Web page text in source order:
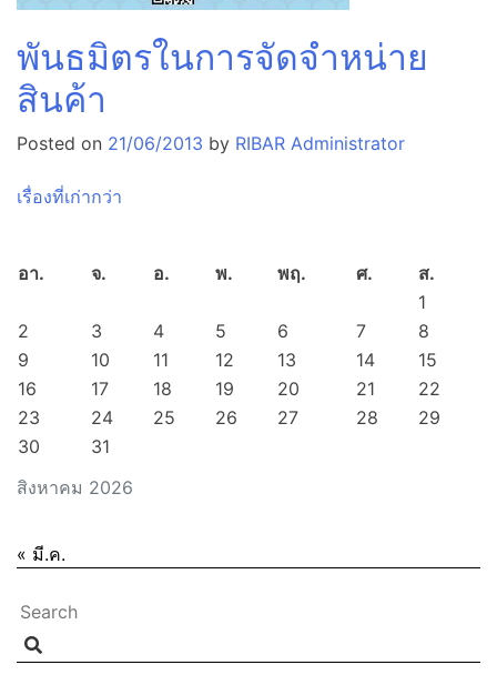
พันธมิตรในการจัดจำหน่าย
สินค้า
Posted on 21/06/2013 by RIBAR Administrator
แนะแนว
เรื่องที่เก่ากว่า
สิงหาคม 2026
อา. จ. อ. พ. พฤ. ศ.
ส.
1
2
3 4 5 6 7
8
9
10 11 12 13 14
15
16
17 18 19 20 21
22
23
24 25 26 27 28
29
30
31
« มี.ค.